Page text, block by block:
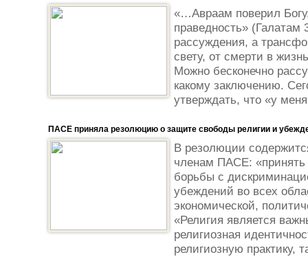
«…Авраам поверил
праведность» (Галатам
рассуждения, а
свету, от смерти в
Можно бесконечно
какому заключению.
утверждать, что «у
ПАСЕ приняла резолюцию о защите свободы религии и
В резолюции
членам ПАСЕ:
борьбы с
убеждений во всех
экономической,
«Религия является
религиозная
религиозную практику,